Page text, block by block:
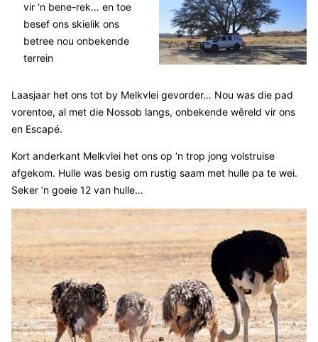
vir ‘n bene-rek… en toe
besef ons skielik ons
betree nou onbekende
terrein
Laasjaar het ons tot by Melkvlei gevorder… Nou was die pad
vorentoe, al met die Nossob langs, onbekende wêreld vir ons
en Escapé.
Kort anderkant Melkvlei het ons op ‘n trop jong volstruise
afgekom. Hulle was besig om rustig saam met hulle pa te wei.
Seker ‘n goeie 12 van hulle…